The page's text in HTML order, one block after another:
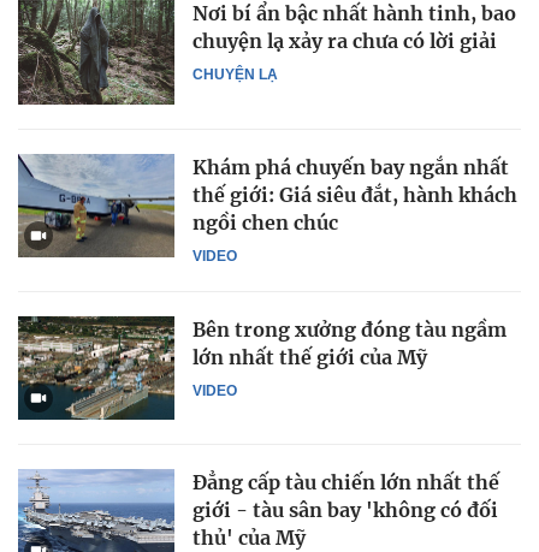
CHUYỆN LẠ
Nơi bí ẩn bậc nhất hành tinh, bao
chuyện lạ xảy ra chưa có lời giải
VIDEO
Khám phá chuyến bay ngắn nhất
thế giới: Giá siêu đắt, hành khách
ngồi chen chúc
VIDEO
Bên trong xưởng đóng tàu ngầm
lớn nhất thế giới của Mỹ
Đẳng cấp tàu chiến lớn nhất thế
giới - tàu sân bay 'không có đối
thủ' của Mỹ